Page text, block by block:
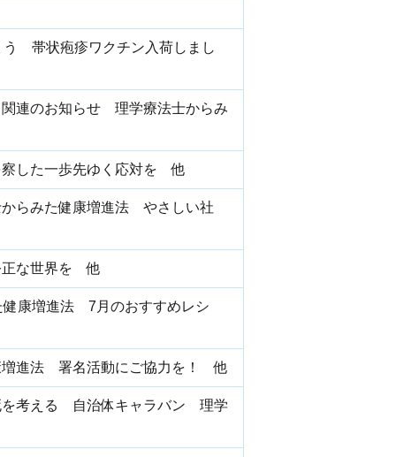
帯状疱疹ワクチン入荷しまし
連のお知らせ 理学療法士からみ
した一歩先ゆく応対を 他
らみた健康増進法 やさしい社
正な世界を 他
康増進法 7月のおすすめレシ
増進法 署名活動にご協力を！ 他
を考える 自治体キャラバン 理学